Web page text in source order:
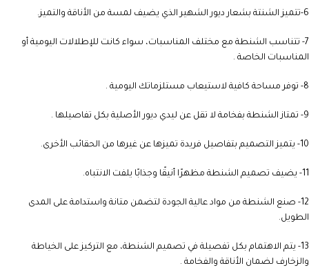
6-تتميز الشنتة بشعار ديور الشهير الذي يضيف لمسة من الأناقة والتميز.
7- تتناسب الشنطة مع مختلف المناسبات، سواء كانت للإطلالات اليومية أو
المناسبات الخاصة .
8- توفر مساحة كافية لاستيعاب مستلزماتك اليومية .
9- تمتاز الشنطة بفخامة لا تقل عن ليدي ديور الأصلية بكل تفاصيلها .
10- يتميز التصميم بتفاصيل فريدة تميزها عن غيرها من الحقائب الأخرى.
11- يضيف تصميم الشنطة مظهرًا أنيقًا وجذابًا يلفت الانتباه.
12- صنع الشنطة من مواد عالية الجودة لتضمن متانة واستدامة على المدى
الطويل.
13- يتم الاهتمام بكل تفصيلة في تصميم الشنطة، مع التركيز على الخياطة
والزخارف لضمان الأناقة والفخامة .